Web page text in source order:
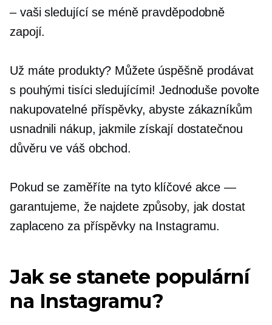
– vaši sledující se méně pravděpodobně
zapojí.
Už máte produkty? Můžete úspěšně prodávat
s pouhými tisíci sledujícími! Jednoduše povolte
nakupovatelné příspěvky, abyste zákazníkům
usnadnili nákup, jakmile získají dostatečnou
důvěru ve váš obchod.
Pokud se zaměříte na tyto klíčové akce —
garantujeme, že najdete způsoby, jak dostat
zaplaceno za příspěvky na Instagramu.
Jak se stanete populární
na Instagramu?